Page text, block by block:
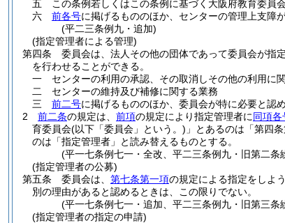
五
この条例若しくはこの条例に基づく大阪府教育委員
六
前各号に掲げるもののほか、センターの管理上支障
(平二三条例九・追加)
(指定管理者による管理)
第四条
委員会は、法人その他の団体であって委員会が指
を行わせることができる。
一
センターの利用の承認、その取消しその他の利用に
二
センターの維持及び補修に関する業務
三
前二号に掲げるもののほか、委員会が特に必要と認
2
前二条の規定は、 前項の規定により指定管理者に同項各
育委員会(以下「委員会」という。) 」とあるのは「第四
のは「指定管理者」と読み替えるものとする。
(平一七条例七一・全改、平二三条例九・旧第二条
(指定管理者の公募)
第五条
委員会は、 第七条第一項の規定による指定をしよ
別の理由があると認めるときは、この限りでない。
(平一七条例七一・追加、平二三条例九・旧第三
(指定管理者の指定の申請)